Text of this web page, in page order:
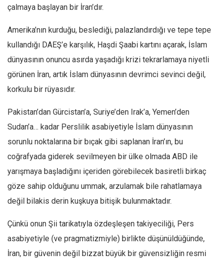
çalmaya başlayan bir İran’dır.
Amerika’nın kurduğu, beslediği, palazlandırdığı ve tepe tepe
kullandığı DAEŞ’e karşılık, Haşdi Şaabi kartını açarak, İslam
dünyasının onuncu asırda yaşadığı krizi tekrarlamaya niyetli
görünen İran, artık İslam dünyasının devrimci sevinci değil,
korkulu bir rüyasıdır.
Pakistan’dan Gürcistan’a, Suriye’den Irak’a, Yemen’den
Sudan’a… kadar Perslilik asabiyetiyle İslam dünyasının
sorunlu noktalarına bir bıçak gibi saplanan İran’ın, bu
coğrafyada giderek sevilmeyen bir ülke olmada ABD ile
yarışmaya başladığını içeriden görebilecek basiretli birkaç
göze sahip olduğunu ummak, arzulamak bile rahatlamaya
değil bilakis derin kuşkuya bitişik bulunmaktadır.
Çünkü onun Şii tarikatıyla özdeşleşen takiyeciliği, Pers
asabiyetiyle (ve pragmatizmiyle) birlikte düşünüldüğünde,
İran, bir güvenin değil bizzat büyük bir güvensizliğin resmi